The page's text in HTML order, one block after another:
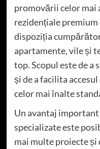
promovării celor mai
rezidențiale
dispoziția
apartamente, vile și
top. Scopul este de a
și de a facilita
celor mai înalte
Un avantaj
specializate este
mai multe proiecte și